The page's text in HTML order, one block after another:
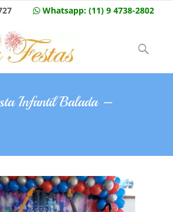
Whatsapp: (11) 9 4738-2802
content
Pesquisar
Infantil Balada –